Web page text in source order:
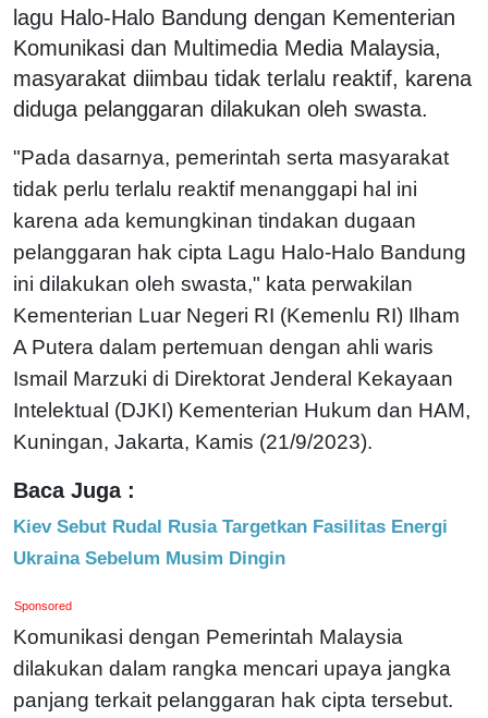
lagu Halo-Halo Bandung dengan Kementerian
Komunikasi dan Multimedia Media Malaysia,
masyarakat diimbau tidak terlalu reaktif, karena
diduga pelanggaran dilakukan oleh swasta.
"Pada dasarnya, pemerintah serta masyarakat
tidak perlu terlalu reaktif menanggapi hal ini
karena ada kemungkinan tindakan dugaan
pelanggaran hak cipta Lagu Halo-Halo Bandung
ini dilakukan oleh swasta," kata perwakilan
Kementerian Luar Negeri RI (Kemenlu RI) Ilham
A Putera dalam pertemuan dengan ahli waris
Ismail Marzuki di Direktorat Jenderal Kekayaan
Intelektual (DJKI) Kementerian Hukum dan HAM,
Kuningan, Jakarta, Kamis (21/9/2023).
Baca Juga :
Kiev Sebut Rudal Rusia Targetkan Fasilitas Energi
Ukraina Sebelum Musim Dingin
Sponsored
Komunikasi dengan Pemerintah Malaysia
dilakukan dalam rangka mencari upaya jangka
panjang terkait pelanggaran hak cipta tersebut.